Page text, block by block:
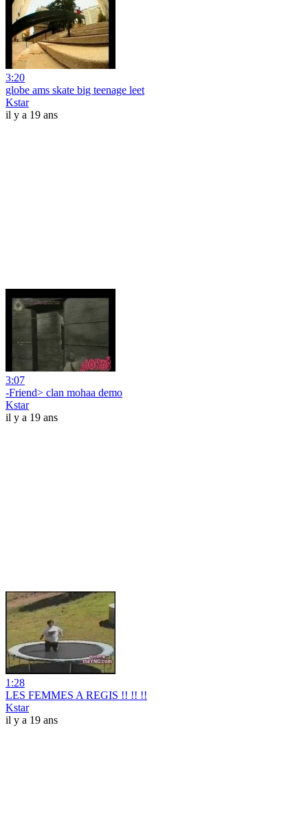
3:20
globe ams skate big teenage leet
Kstar
il y a 19 ans
3:07
-Friend> clan mohaa demo
Kstar
il y a 19 ans
1:28
LES FEMMES A REGIS !! !! !!
Kstar
il y a 19 ans